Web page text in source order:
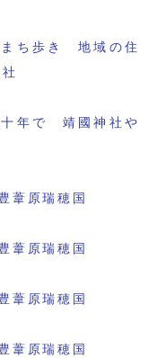
ち歩き 地域の住
十年で 靖國神社や
葦原瑞穂国
葦原瑞穂国
葦原瑞穂国
葦原瑞穂国